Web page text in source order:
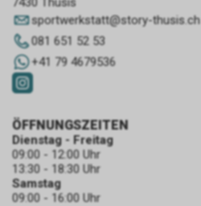
sportwerkstatt@story-thusis.ch
081 651 52 53
+41 79 4679536
ÖFFNUNGSZEITEN
Dienstag - Freitag
09:00 - 12:00 Uhr
13:30 - 18:30 Uhr
Samstag
09:00 - 16:00 Uhr